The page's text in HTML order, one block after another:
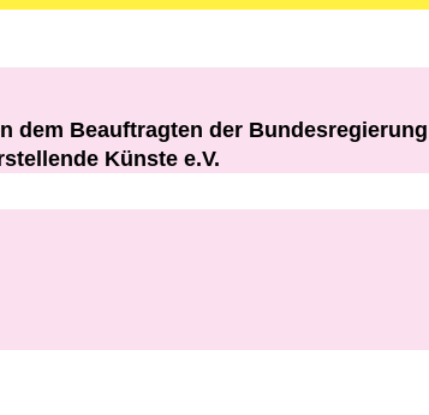
dem Beauftragten der
Künste e.V.